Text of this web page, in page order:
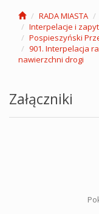
RADA MIASTA
Interpelacje i
Pospieszyński
901. Interpelacja
nawierzchni drogi
Załączniki